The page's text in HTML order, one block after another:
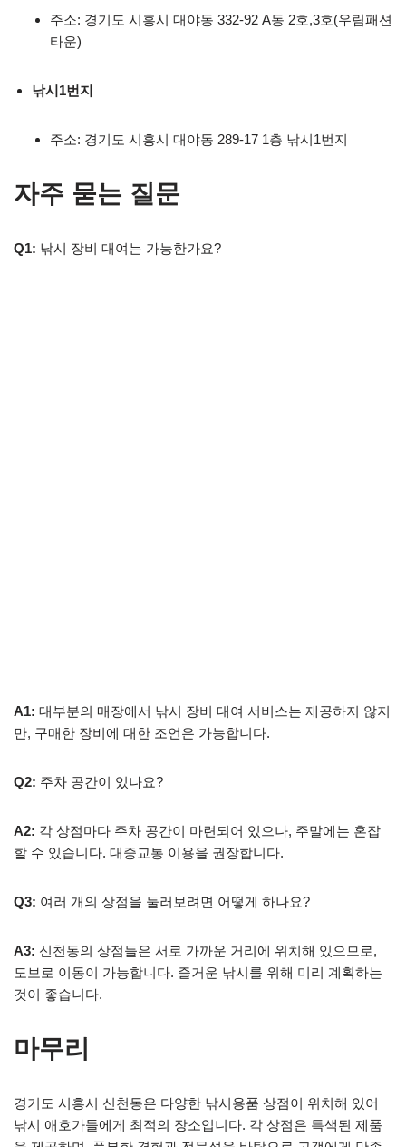
주소: 경기도 시흥시 대야동 332-92 A동 2호,3호(우림패션
타운)
낚시1번지
주소: 경기도 시흥시 대야동 289-17 1층 낚시1번지
자주 묻는 질문
Q1: 낚시 장비 대여는 가능한가요?
A1: 대부분의 매장에서 낚시 장비 대여 서비스는 제공하지 않지
만, 구매한 장비에 대한 조언은 가능합니다.
Q2: 주차 공간이 있나요?
A2: 각 상점마다 주차 공간이 마련되어 있으나, 주말에는 혼잡
할 수 있습니다. 대중교통 이용을 권장합니다.
Q3: 여러 개의 상점을 둘러보려면 어떻게 하나요?
A3: 신천동의 상점들은 서로 가까운 거리에 위치해 있으므로,
도보로 이동이 가능합니다. 즐거운 낚시를 위해 미리 계획하는
것이 좋습니다.
마무리
경기도 시흥시 신천동은 다양한 낚시용품 상점이 위치해 있어
낚시 애호가들에게 최적의 장소입니다. 각 상점은 특색된 제품